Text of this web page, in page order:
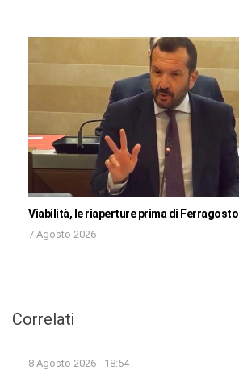
Viabilità, le riaperture prima di Ferragosto
7 Agosto 2026
Correlati
8 Agosto 2026 - 18:54